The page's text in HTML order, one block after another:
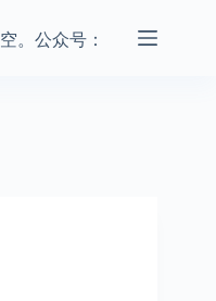
。公众号：